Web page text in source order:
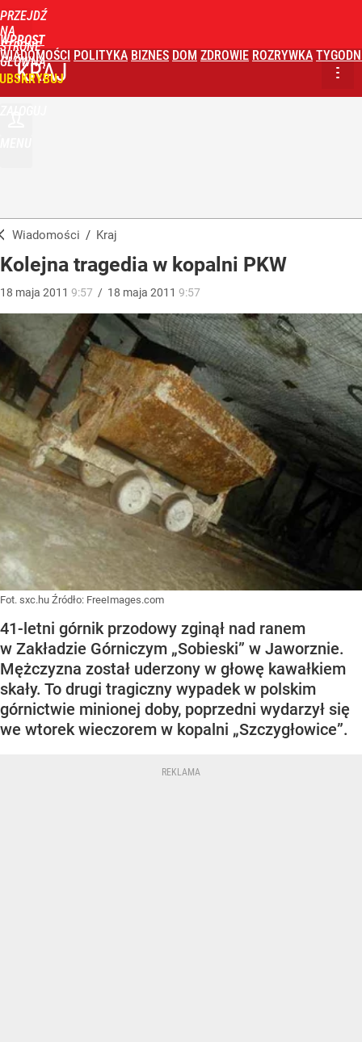
PRZEJDŹ
NA
STRONĘ
GŁÓWNĄ
WPROST
WIADOMOŚCI POLITYKA BIZNES DOM ZDROWIE ROZRYWKA
KRAJ
Wiadomości / Kraj
Kolejna tragedia w kopalni PKW
18 maja 2011 9:57 / 18 maja 2011 9:57
Fot. sxc.hu Źródło: FreeImages.com
41-letni górnik przodowy zginął nad ranem
w Zakładzie Górniczym „Sobieski” w Jaworznie.
Mężczyzna został uderzony w głowę kawałkiem
skały. To drugi tragiczny wypadek w polskim
górnictwie minionej doby, poprzedni wydarzył się
we wtorek wieczorem w kopalni „Szczygłowice”.